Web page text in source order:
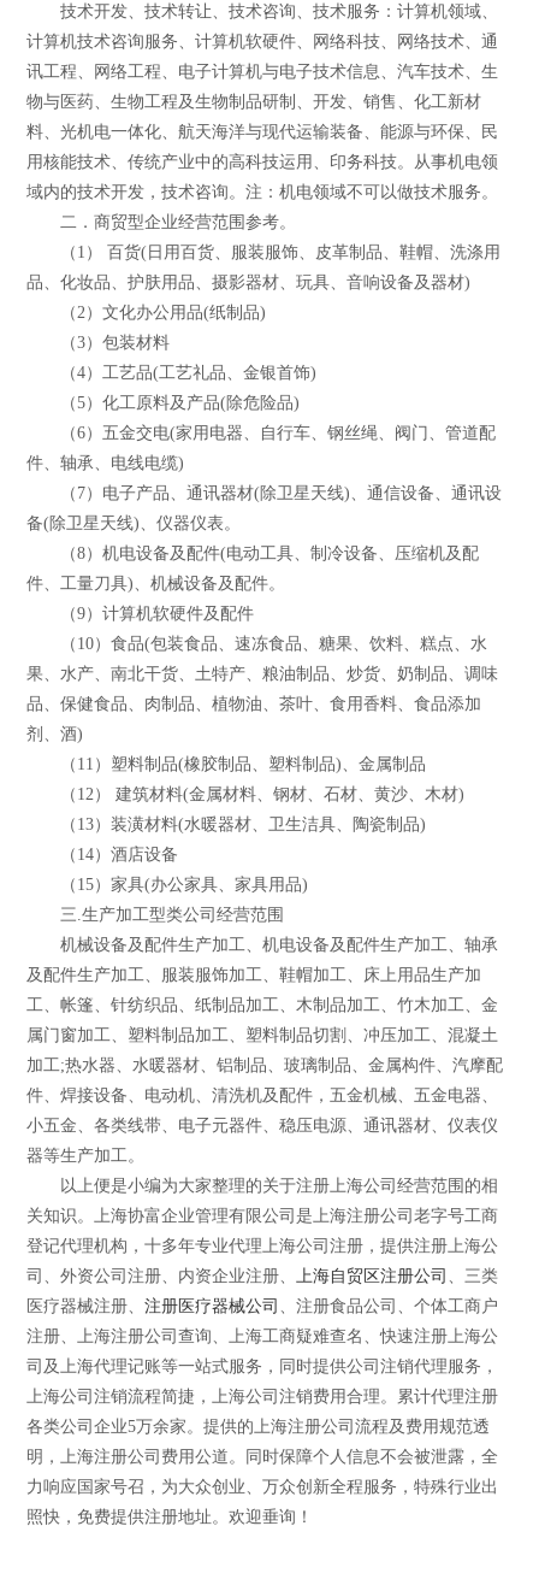
技术开发、技术转让、技术咨询、技术服务：计算机领域、
计算机技术咨询服务、计算机软硬件、网络科技、网络技术、通
讯工程、网络工程、电子计算机与电子技术信息、汽车技术、生
物与医药、生物工程及生物制品研制、开发、销售、化工新材
料、光机电一体化、航天海洋与现代运输装备、能源与环保、民
用核能技术、传统产业中的高科技运用、印务科技。从事机电领
域内的技术开发，技术咨询。注：机电领域不可以做技术服务。
二．商贸型企业经营范围参考。
（1） 百货(日用百货、服装服饰、皮革制品、鞋帽、洗涤用
品、化妆品、护肤用品、摄影器材、玩具、音响设备及器材)
（2）文化办公用品(纸制品)
（3）包装材料
（4）工艺品(工艺礼品、金银首饰)
（5）化工原料及产品(除危险品)
（6）五金交电(家用电器、自行车、钢丝绳、阀门、管道配
件、轴承、电线电缆)
（7）电子产品、通讯器材(除卫星天线)、通信设备、通讯设
备(除卫星天线)、仪器仪表。
（8）机电设备及配件(电动工具、制冷设备、压缩机及配
件、工量刀具)、机械设备及配件。
（9）计算机软硬件及配件
（10）食品(包装食品、速冻食品、糖果、饮料、糕点、水
果、水产、南北干货、土特产、粮油制品、炒货、奶制品、调味
品、保健食品、肉制品、植物油、茶叶、食用香料、食品添加
剂、酒)
（11）塑料制品(橡胶制品、塑料制品)、金属制品
（12） 建筑材料(金属材料、钢材、石材、黄沙、木材)
（13）装潢材料(水暖器材、卫生洁具、陶瓷制品)
（14）酒店设备
（15）家具(办公家具、家具用品)
三.生产加工型类公司经营范围
机械设备及配件生产加工、机电设备及配件生产加工、轴承
及配件生产加工、服装服饰加工、鞋帽加工、床上用品生产加
工、帐篷、针纺织品、纸制品加工、木制品加工、竹木加工、金
属门窗加工、塑料制品加工、塑料制品切割、冲压加工、混凝土
加工;热水器、水暖器材、铝制品、玻璃制品、金属构件、汽摩配
件、焊接设备、电动机、清洗机及配件，五金机械、五金电器、
小五金、各类线带、电子元器件、稳压电源、通讯器材、仪表仪
器等生产加工。
以上便是小编为大家整理的关于注册上海公司经营范围的相
关知识。上海协富企业管理有限公司是上海注册公司老字号工商
登记代理机构，十多年专业代理上海公司注册，提供注册上海公
司、外资公司注册、内资企业注册、
上海自贸区注册公司
、三类
医疗器械注册、注册医疗器械公司
、注册食品公司、个体工商户
注册、上海注册公司查询、上海工商疑难查名、快速注册上海公
司及上海代理记账等一站式服务，同时提供公司注销代理服务，
上海公司注销流程简捷，上海公司注销费用合理。累计代理注册
各类公司企业5万余家。提供的上海注册公司流程及费用规范透
明，上海注册公司费用公道。同时保障个人信息不会被泄露，全
力响应国家号召，为大众创业、万众创新全程服务，特殊行业出
照快，免费提供注册地址。欢迎垂询！